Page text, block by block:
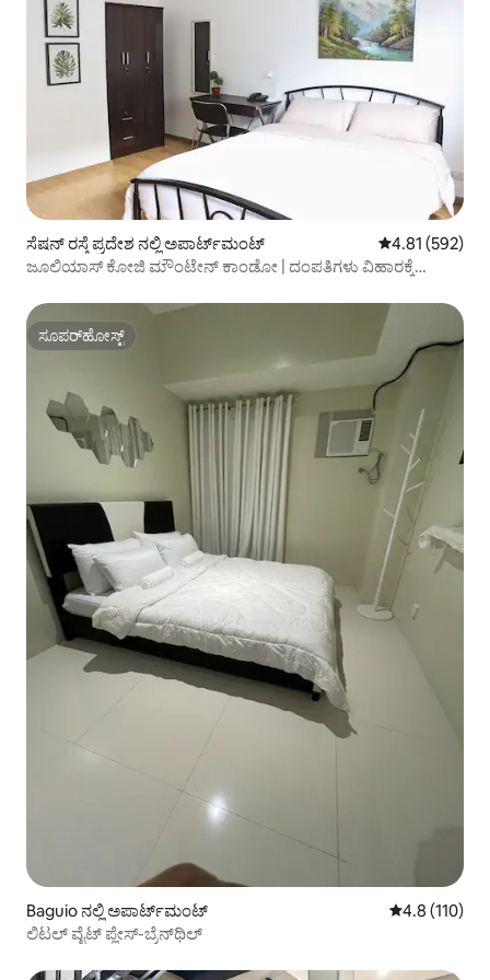
ಸೆಷನ್ ರಸ್ತೆ ಪ್ರದೇಶ ನಲ್ಲಿ ಅಪಾರ್ಟ್‌ಮಂಟ್ 5 ರಲ್ಲಿ 4.81
4.81 (592)
ಜೂಲಿಯಾಸ್ ಕೋಜಿ ಮೌಂಟೇನ್ ಕಾಂಡೋ | ದಂಪತಿಗಳು ವಿಹಾರಕ್ಕೆ
ಸೂಪರ್‌ಹೋಸ್ಟ್
ಸೂಪರ್‌ಹೋಸ್ಟ್
Baguio ನಲ್ಲಿ ಅಪಾರ್ಟ್‌ಮಂಟ್ 5 ರಲ್ಲಿ 4.8
4.8 (110)
ಲಿಟಲ್ ವೈಟ್ ಪ್ಲೇಸ್-ಬ್ರೆನ್‌ಥಿಲ್